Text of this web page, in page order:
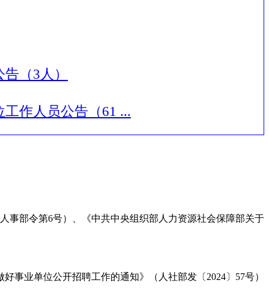
（3人）
作人员公告（61 ...
部令第6号）、《中共中央组织部人力资源社会保障部关于
业单位公开招聘工作的通知》（人社部发〔2024〕57号）